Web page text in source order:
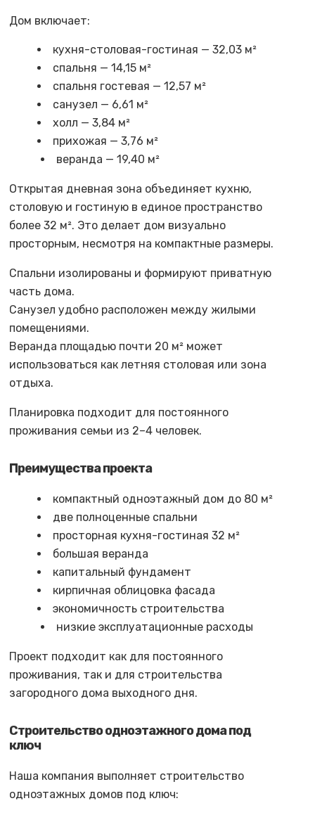
Дом включает:
кухня-столовая-гостиная — 32,03 м²
спальня — 14,15 м²
спальня гостевая — 12,57 м²
санузел — 6,61 м²
холл — 3,84 м²
прихожая — 3,76 м²
веранда — 19,40 м²
Открытая дневная зона объединяет кухню,
столовую и гостиную в единое пространство
более 32 м². Это делает дом визуально
просторным, несмотря на компактные размеры.
Спальни изолированы и формируют приватную
часть дома.
Санузел удобно расположен между жилыми
помещениями.
Веранда площадью почти 20 м² может
использоваться как летняя столовая или зона
отдыха.
Планировка подходит для постоянного
проживания семьи из 2–4 человек.
Преимущества проекта
компактный одноэтажный дом до 80 м²
две полноценные спальни
просторная кухня-гостиная 32 м²
большая веранда
капитальный фундамент
кирпичная облицовка фасада
экономичность строительства
низкие эксплуатационные расходы
Проект подходит как для постоянного
проживания, так и для строительства
загородного дома выходного дня.
Строительство одноэтажного дома под
ключ
Наша компания выполняет строительство
одноэтажных домов под ключ: